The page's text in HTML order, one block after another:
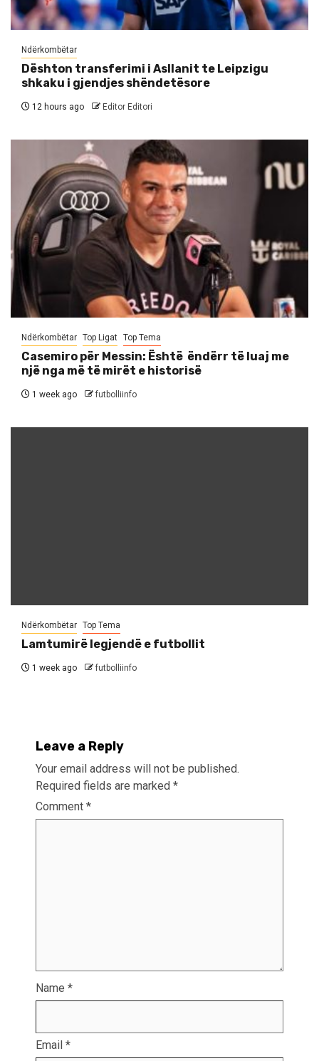
Ndërkombëtar
Dështon transferimi i Asllanit te Leipzigu
shkaku i gjendjes shëndetësore
12 hours ago Editor Editori
Ndërkombëtar Top Ligat Top Tema
Casemiro për Messin: Është ëndërr të luaj me
një nga më të mirët e historisë
1 week ago futbolliinfo
Ndërkombëtar Top Tema
Lamtumirë legjendë e futbollit
1 week ago futbolliinfo
Leave a Reply
Your email address will not be published.
Required fields are marked *
Comment *
Name *
Email *